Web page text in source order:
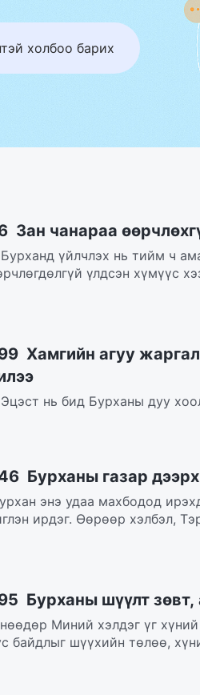
холбоо барих
Зан чанараа
үйлчлэх нь тийм ч
үлдсэн хүмүүс
Хамгийн агуу
нь бид Бурханы дуу
Бурханы газар
энэ удаа махбодод
ирдэг. Өөрөөр хэлбэл,
Бурханы шүүлт зөвт,
Миний хэлдэг үг
байдлыг шүүхийн төлөө,